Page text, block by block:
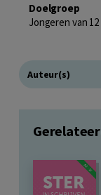
Doelgroep
Jongeren van
Auteur(s)